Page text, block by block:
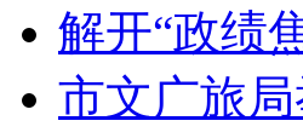
解开“政绩
市文广旅